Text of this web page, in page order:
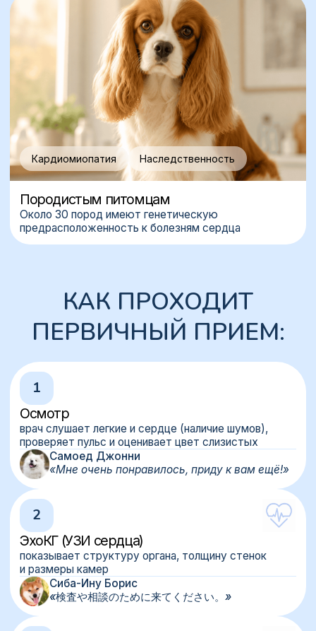
Нажимая на кнопку, вы соглашаетесь сПолитикой
Записаться на прием
О ВРАЧЕ
Записаться на приём
Любовь Александровна Гареева
Ветеринарный кардиолог
Принципы
Прилагаем все возможные усилия для
достижения результата
Стараемся оказывать ветеринарную помощь
без стресса и боли для животного
Никогда не навязываем услуги, всегда
объясняем, почему назначение именно такое
Сопровождаем наших пациентов — даже после
лечения врач будет с вами на связи до полного
Опыт и образование
10 летопыт работы